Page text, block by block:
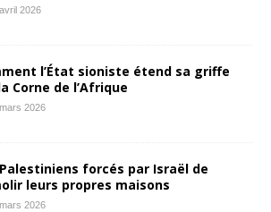
2026
l’État sioniste étend sa griffe
Corne de l’Afrique
2026
forcés par Israël de
leurs propres maisons
2026